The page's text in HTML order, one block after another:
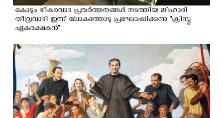
കൊടും ഭീകരവാദ പ്രവര്‍ത്തനങ്ങള്‍ നടത്തിയ ജിഹാദി
തീവ്രവാദി ഇന്ന് ലോകത്തോടു പ്രഘോഷിക്കുന്നു "ക്രിസ്തു
ഏകരക്ഷകൻ"